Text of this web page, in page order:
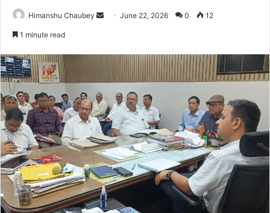
Himanshu Chaubey June 22, 2026 0 12
1 minute read